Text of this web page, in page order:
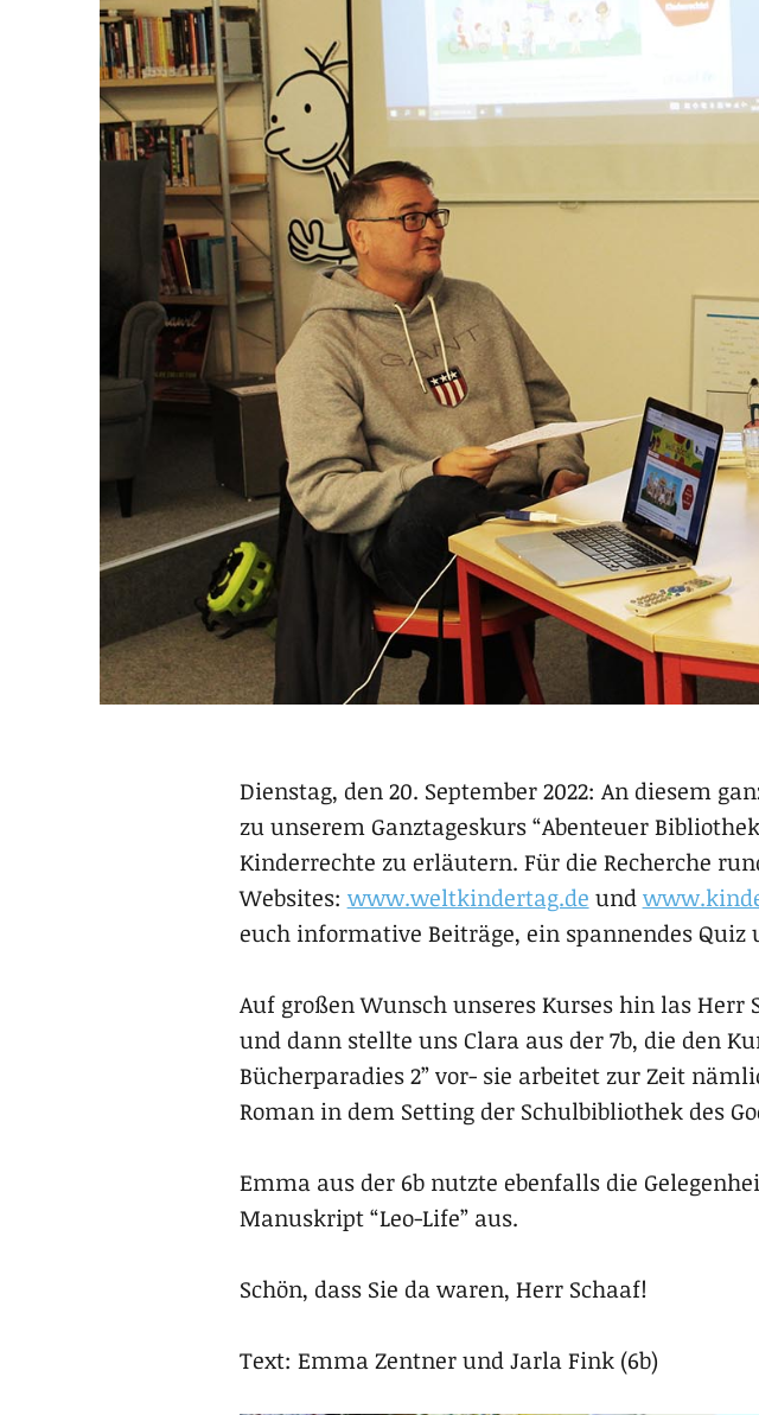
Dienstag, den 20. September 2022: An diesem
zu unserem Ganztageskurs “Abenteuer
Kinderrechte zu erläutern. Für die Recherche
Websites: www.weltkindertag.de und
euch informative Beiträge, ein spannendes
Auf großen Wunsch unseres Kurses hin las Herr
und dann stellte uns Clara aus der 7b, die den
Bücherparadies 2” vor- sie arbeitet zur Zeit
Roman in dem Setting der Schulbibliothek des
Emma aus der 6b nutzte ebenfalls die
Manuskript “Leo-Life” aus.
Schön, dass Sie da waren, Herr Schaaf!
Text: Emma Zentner und Jarla Fink (6b)